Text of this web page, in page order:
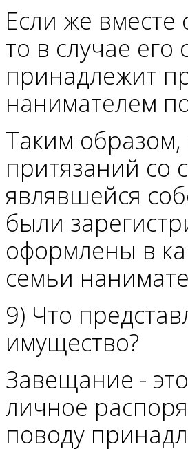
Если же
то в случае
принадлежит
нанимателем
Таким
притязаний со
являвшейся
были
оформлены в
семьи
9) Что
имущество?
Завещание -
личное
поводу